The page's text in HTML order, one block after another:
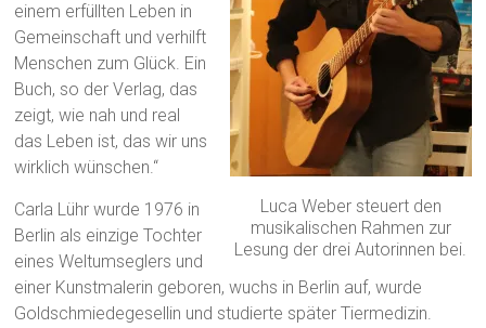
Luca Weber steuert den
musikalischen Rahmen zur
Lesung der drei Autorinnen bei.
einem erfüllten Leben in
Gemeinschaft und verhilft
Menschen zum Glück. Ein
Buch, so der Verlag, das
zeigt, wie nah und real
das Leben ist, das wir uns
wirklich wünschen.“
Carla Lühr wurde 1976 in
Berlin als einzige Tochter
eines Weltumseglers und
einer Kunstmalerin geboren, wuchs in Berlin auf, wurde
Goldschmiedegesellin und studierte später Tiermedizin.